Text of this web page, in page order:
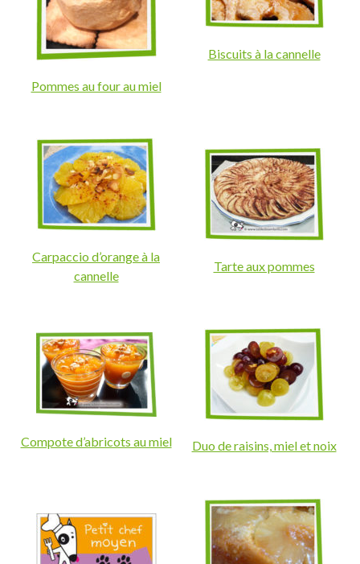
Pommes au four au miel
Biscuits à la cannelle
Carpaccio d’orange à la
cannelle
Tarte aux pommes
Compote d’abricots au miel Duo de raisins, miel et noix